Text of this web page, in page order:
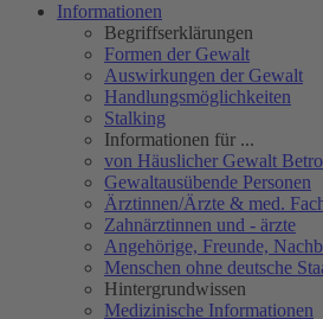
Informationen
Begriffserklärungen
Formen der Gewalt
Auswirkungen der Gewalt
Handlungsmöglichkeiten
Stalking
Informationen für ...
von Häuslicher Gewalt
Gewaltausübende Personen
Ärztinnen/Ärzte & med.
Zahnärztinnen und - ärzte
Angehörige, Freunde,
Menschen ohne deutsche
Hintergrundwissen
Medizinische Informationen